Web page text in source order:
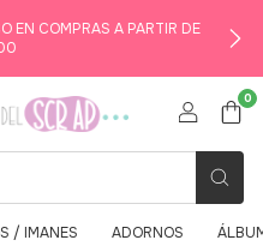
EN COMPRAS A PARTIR DE
0
/ IMANES ADORNOS